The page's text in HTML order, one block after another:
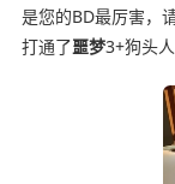
是您的BD最厉害，
打通了噩梦3+狗头